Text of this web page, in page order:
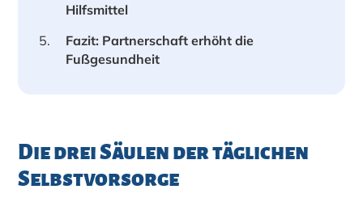
Hilfsmittel
Fazit: Partnerschaft erhöht die
Fußgesundheit
Die drei Säulen der täglichen
Selbstvorsorge